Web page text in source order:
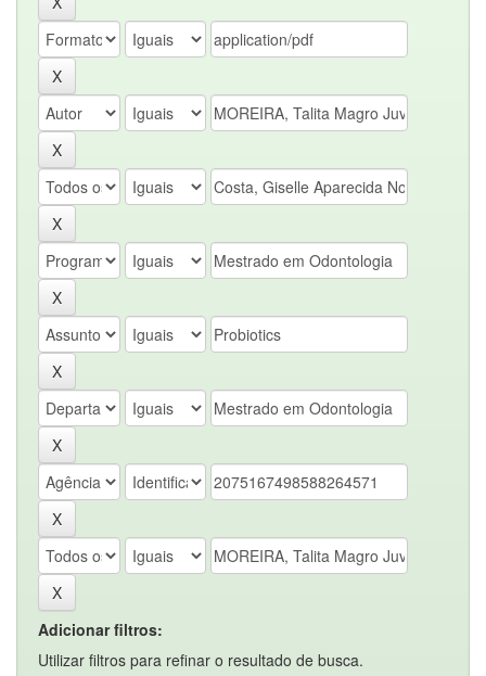
Adicionar filtros:
Utilizar filtros para refinar o resultado de busca.